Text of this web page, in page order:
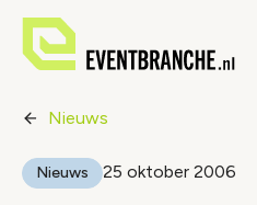
Nieuws
Nieuws 25 oktober 2006